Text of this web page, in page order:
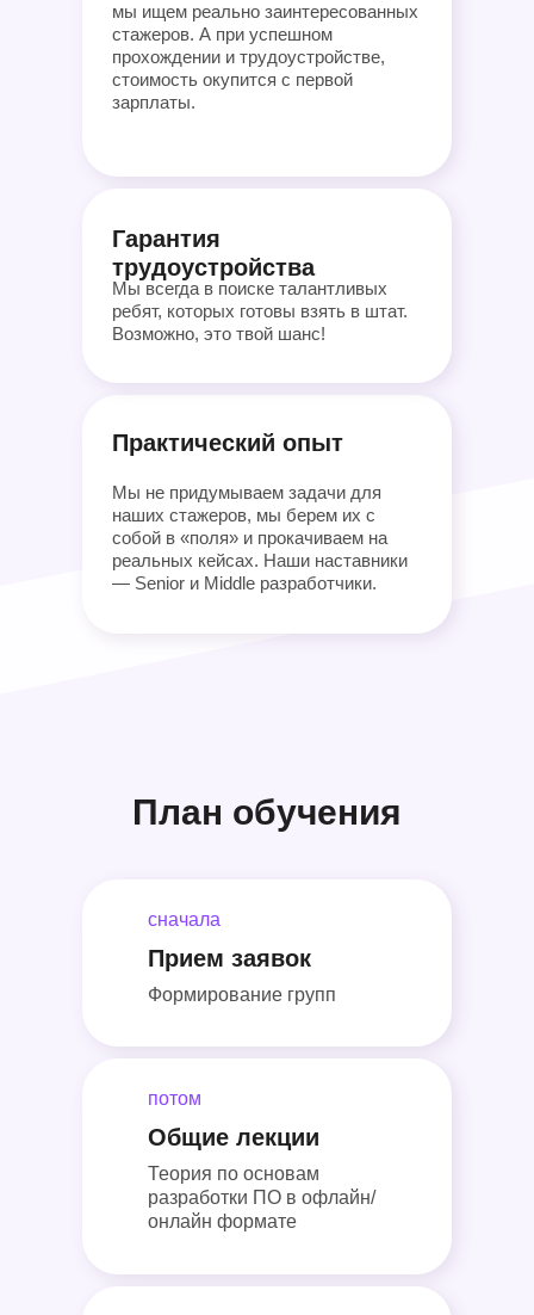
Гарантия
трудоустройства
Мы всегда в поиске талантливых
ребят, которых готовы взять в штат.
Возможно, это твой шанс!
мы ищем реально заинтересованных
стажеров. А при успешном
прохождении и трудоустройстве,
стоимость окупится с первой
зарплаты.
Практический опыт
Мы не придумываем задачи для
наших стажеров, мы берем их с
собой в «поля» и прокачиваем на
реальных кейсах. Наши наставники
— Senior и Middle разработчики.
Прием заявок
Формирование групп
сначала
План обучения
Общие лекции
Теория по основам
разработки ПО в офлайн/
онлайн формате
потом